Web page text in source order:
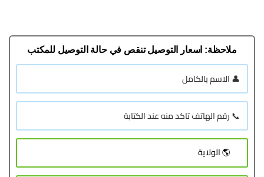
ملاحظة: اسعار التوصيل تنقص في حالة التوصيل للمكتب